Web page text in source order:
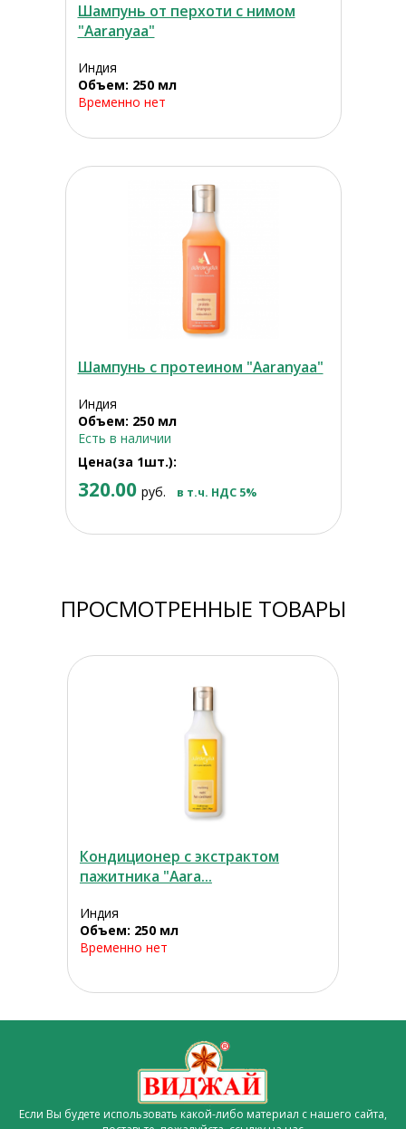
Шампунь от перхоти с нимом
"Aaranyaa"
Индия
Объем: 250 мл
Временно нет
Шампунь с протеином "Aaranyaa"
Индия
Объем: 250 мл
Есть в наличии
Цена(за 1шт.):
320.00 руб. в т.ч. НДС 5%
ПРОСМОТРЕННЫЕ ТОВАРЫ
Кондиционер с экстрактом
пажитника "Aara...
Индия
Объем: 250 мл
Временно нет
Если Вы будете использовать какой-либо материал с нашего сайта,